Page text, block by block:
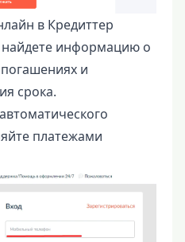
в Кредиттер
информацию о
и
срока.
платежами